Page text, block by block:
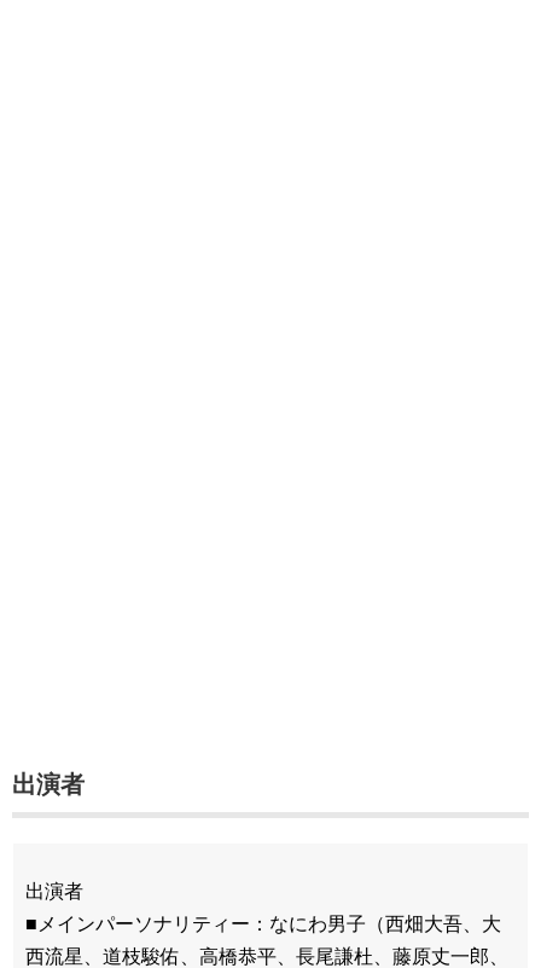
出演者
出演者
■メインパーソナリティー：なにわ男子（西畑大吾、大
西流星、道枝駿佑、高橋恭平、長尾謙杜、藤原丈一郎、